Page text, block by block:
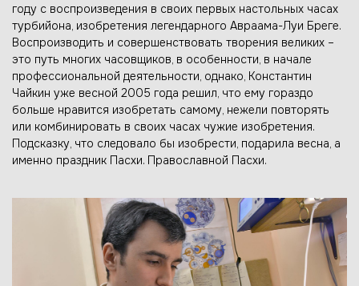
году с воспроизведения в своих первых настольных часах
турбийона, изобретения легендарного Авраама-Луи Бреге.
Воспроизводить и совершенствовать творения великих –
это путь многих часовщиков, в особенности, в начале
профессиональной деятельности, однако, Константин
Чайкин уже весной 2005 года решил, что ему гораздо
больше нравится изобретать самому, нежели повторять
или комбинировать в своих часах чужие изобретения.
Подсказку, что следовало бы изобрести, подарила весна, а
именно праздник Пасхи. Православной Пасхи.